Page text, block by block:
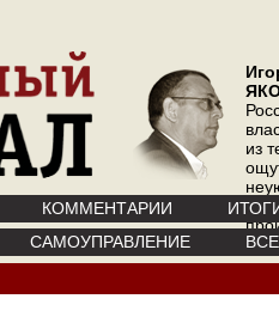
из
где
КОММЕНТАРИИ
САМОУПРАВЛЕНИЕ